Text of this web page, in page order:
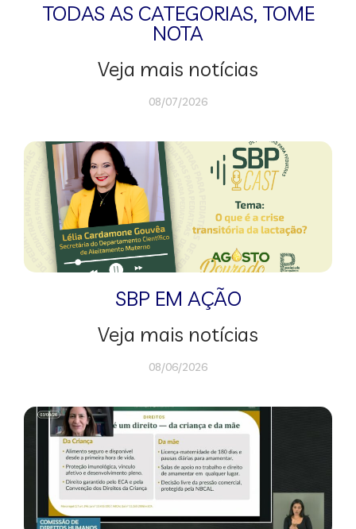
TODAS AS CATEGORIAS, TOME
NOTA
Veja mais notícias
08/07/2026
SBP EM AÇÃO
Veja mais notícias
08/06/2026